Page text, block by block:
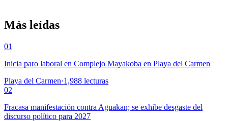
Más leídas
01
Inicia paro laboral en Complejo Mayakoba en Playa del Carmen
Playa del Carmen·1,988 lecturas
02
Fracasa manifestación contra Aguakan; se exhibe desgaste del
discurso político para 2027